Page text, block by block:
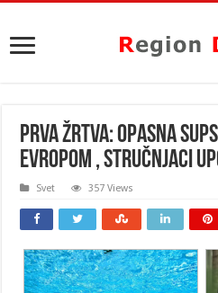
PRVA ŽRTVA: Opasna
Evropom , stručnjaci
Svet 357 Views